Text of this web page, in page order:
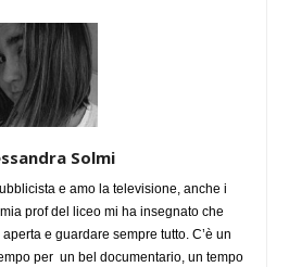
Solmi
e amo la televisione, anche i
prof del liceo mi ha insegnato che
e guardare sempre tutto. C’è un
per un bel documentario, un tempo